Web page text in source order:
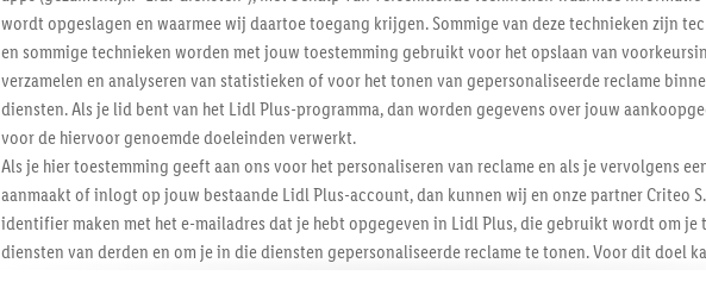
wordt opgeslagen en waarmee wij daartoe toegang krijgen. Sommige van deze technieken zijn
en sommige technieken worden met jouw toestemming gebruikt voor het opslaan van
verzamelen en analyseren van statistieken of voor het tonen van gepersonaliseerde reclame
diensten. Als je lid bent van het Lidl Plus-programma, dan worden gegevens over jouw
voor de hiervoor genoemde doeleinden verwerkt.
Als je hier toestemming geeft aan ons voor het personaliseren van reclame en als je vervolgens
aanmaakt of inlogt op jouw bestaande Lidl Plus-account, dan kunnen wij en onze partner Criteo
identifier maken met het e-mailadres dat je hebt opgegeven in Lidl Plus, die gebruikt wordt om je
diensten van derden en om je in die diensten gepersonaliseerde reclame te tonen. Voor dit doel